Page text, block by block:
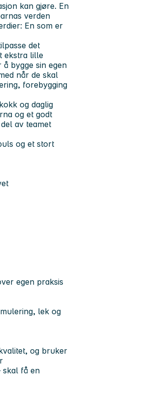
kan gjøre. En
verden
En som er
det
ekstra lille
bygge sin egen
når de skal
forebygging
og daglig
og et godt
av teamet
og et stort
egen praksis
lek og
og bruker
skal få en